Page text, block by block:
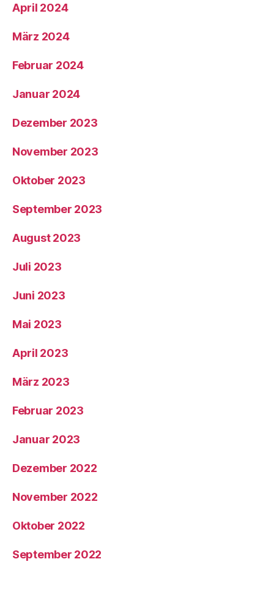
April 2024
März 2024
Februar 2024
Januar 2024
Dezember 2023
November 2023
Oktober 2023
September 2023
August 2023
Juli 2023
Juni 2023
Mai 2023
April 2023
März 2023
Februar 2023
Januar 2023
Dezember 2022
November 2022
Oktober 2022
September 2022